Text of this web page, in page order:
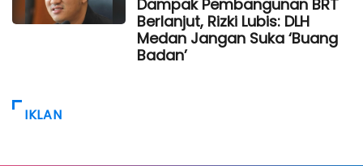
Dampak Pembangunan BRT
Berlanjut, Rizki Lubis: DLH
Medan Jangan Suka ‘Buang
Badan’
IKLAN